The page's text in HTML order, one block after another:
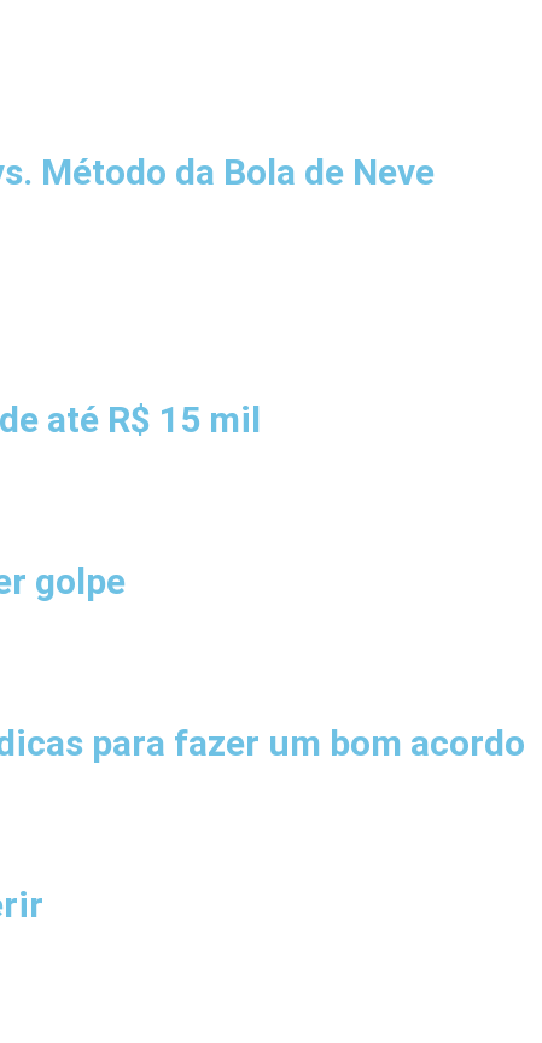
Método da Bola de Neve
até R$ 15 mil
golpe
para fazer um bom acordo